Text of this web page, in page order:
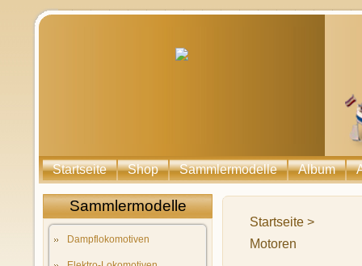
Startseite Shop Sammlermodelle Album
Sammlermodelle
Dampflokomotiven
Startseite >
Motoren